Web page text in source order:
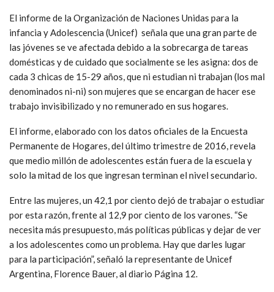
El informe de la Organización de Naciones Unidas para la
infancia y Adolescencia (Unicef) señala que una gran parte de
las jóvenes se ve afectada debido a la sobrecarga de tareas
domésticas y de cuidado que socialmente se les asigna: dos de
cada 3 chicas de 15-29 años, que ni estudian ni trabajan (los mal
denominados ni-ni) son mujeres que se encargan de hacer ese
trabajo invisibilizado y no remunerado en sus hogares.
El informe, elaborado con los datos oficiales de la Encuesta
Permanente de Hogares, del último trimestre de 2016, revela
que medio millón de adolescentes están fuera de la escuela y
solo la mitad de los que ingresan terminan el nivel secundario.
Entre las mujeres, un 42,1 por ciento dejó de trabajar o estudiar
por esta razón, frente al 12,9 por ciento de los varones. “Se
necesita más presupuesto, más políticas públicas y dejar de ver
a los adolescentes como un problema. Hay que darles lugar
para la participación”, señaló la representante de Unicef
Argentina, Florence Bauer, al diario Página 12.